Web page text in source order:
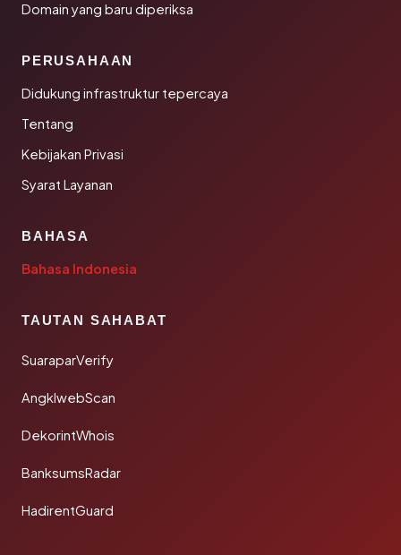
Domain yang baru diperiksa
PERUSAHAAN
Didukung infrastruktur tepercaya
Tentang
Kebijakan Privasi
Syarat Layanan
BAHASA
Bahasa Indonesia
TAUTAN SAHABAT
SuaraparVerify
AngklwebScan
DekorintWhois
BanksumsRadar
HadirentGuard